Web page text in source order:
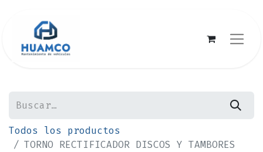
Todos los productos
TORNO RECTIFICADOR DISCOS Y TAMBORES